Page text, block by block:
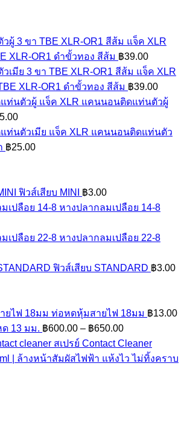
แจ็ค XLR
XLR-OR1 ดำขั้วทอง สีส้ม ฿39.00
แจ็ค XLR
XLR-OR1 ดำขั้วทอง สีส้ม ฿39.00
แจ็ค XLR แคนนอนติดแท่นตัวผู้
แจ็ค XLR แคนนอนติดแท่นตัว
฿25.00
ฟิวส์เสียบ MINI ฿3.00
หางปลากลมเปลือย 14-8
หางปลากลมเปลือย 22-8
ฟิวส์เสียบ STANDARD ฿3.00
ท่อหดหุ้มสายไฟ 18มม ฿13.00
13 มม. ฿600.00 – ฿650.00
สเปรย์ Contact Cleaner
| ล้างหน้าสัมผัสไฟฟ้า แห้งไว ไม่ทิ้งคราบ